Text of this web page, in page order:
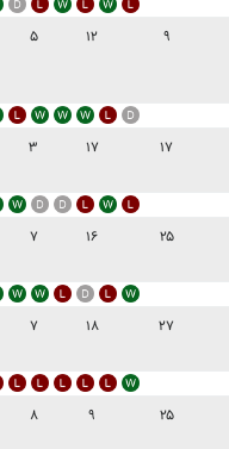
۵ ۱۲ ۹
۳ ۱۷ ۱۷
۷ ۱۶ ۲۵
۷ ۱۸ ۲۷
۸ ۹ ۲۵